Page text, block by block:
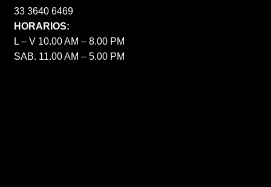
33 3640 6469
HORARIOS:
L – V 10.00 AM – 8.00 PM
SAB. 11.00 AM – 5.00 PM